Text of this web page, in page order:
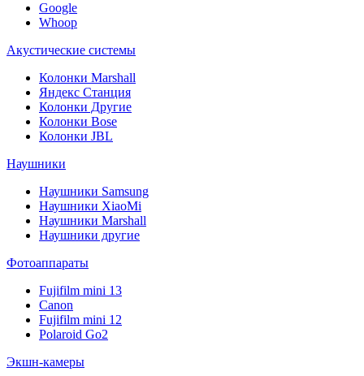
Google
Whoop
Акустические системы
Колонки Marshall
Яндекс Станция
Колонки Другие
Колонки Bose
Колонки JBL
Наушники
Наушники Samsung
Наушники XiaoMi
Наушники Marshall
Наушники другие
Фотоаппараты
Fujifilm mini 13
Canon
Fujifilm mini 12
Polaroid Go2
Экшн-камеры